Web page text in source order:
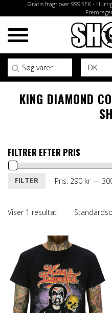
Gratis fragt over 999 SEK -
DK
Søg efter:
KING DIAMOND
FILTRER EFTER PRIS
Mindste
Højeste
FILTER Pris: 290 kr—
Viser 1 resultat